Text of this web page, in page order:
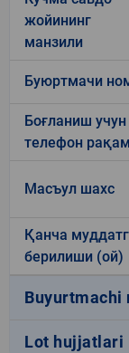
жойининг
манзили
Буюртмачи
Боғланиш учун
телефон рақам
Масъул шахс
Қанча
берилиши (ой)
Buyurtmachi
Lot hujjatlari